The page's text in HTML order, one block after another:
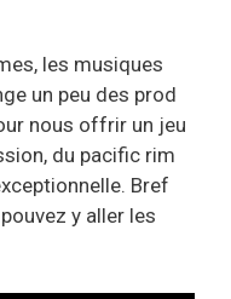
les musiques
un peu des prod
nous offrir un jeu
du pacific rim
Bref
y aller les